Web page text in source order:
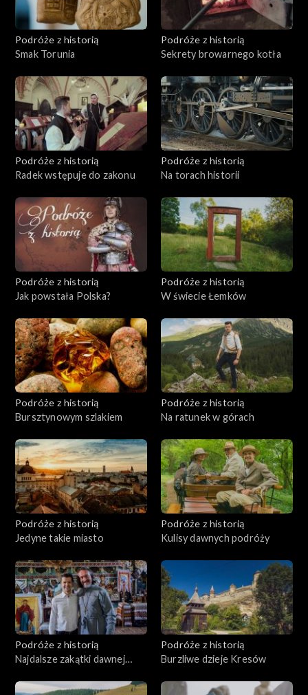
Podróże z historią
Smak Torunia
Podróże z historią
Sekrety browarnego kotła
Podróże z historią
Radek wstępuje do zakonu
Podróże z historią
Na torach historii
Podróże z historią
Jak powstała Polska?
Podróże z historią
W świecie Łemków
Podróże z historią
Bursztynowym szlakiem
Podróże z historią
Na ratunek w górach
Podróże z historią
Jedyne takie miasto
Podróże z historią
Kulisy dawnych podróży
Podróże z historią
Najdalsze zakątki dawnej
Podróże z historią
Burzliwe dzieje Kresów